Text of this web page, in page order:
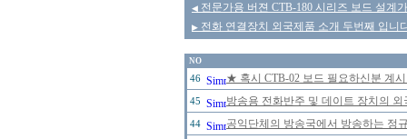
◀ 전문가용 버젼 CTB-180 시리즈 보드 설계
▶ 전화 연결장치 외국제품 소개 두번째 입니
NO
46 ★ 혹시 CTB-02 보드 필요하신분 계
45 방송용 전화반주 및 데이트 장치의
44 공익단체의 방송국에서 방송하는 정